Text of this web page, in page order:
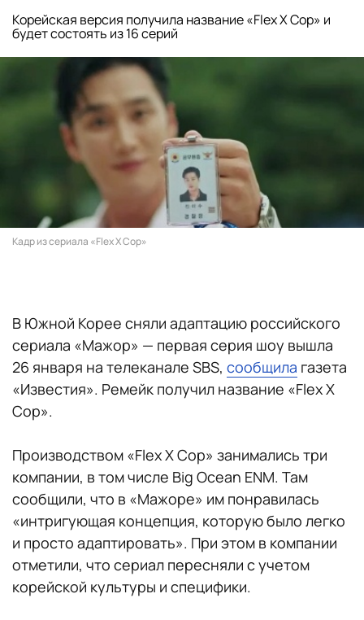
Корейская версия получила название «Flex X Cop» и
будет состоять из 16 серий
Кадр из сериала «Flex X Cop»
В Южной Корее сняли адаптацию российского
сериала «Мажор» — первая серия шоу вышла
26 января на телеканале SBS, сообщила газета
«Известия». Ремейк получил название «Flex X
Cop».
Производством «Flex X Cop» занимались три
компании, в том числе Big Ocean ENM. Там
сообщили, что в «Мажоре» им понравилась
«интригующая концепция, которую было легко
и просто адаптировать». При этом в компании
отметили, что сериал пересняли с учетом
корейской культуры и специфики.